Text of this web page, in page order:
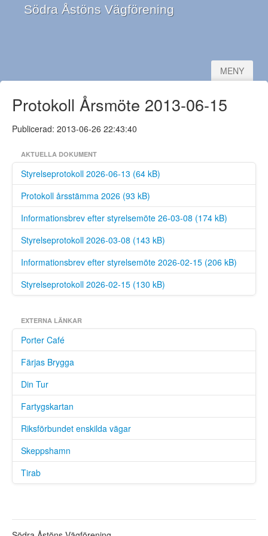
Södra Åstöns Vägförening
MENY
Startsida
Arbets/trivselgrupp
Väg/trafikinformation
Dokument
Protokoll Årsmöte 2013-06-15
Publicerad: 2013-06-26 22:43:40
AKTUELLA DOKUMENT
Styrelseprotokoll 2026-06-13 (64 kB)
Protokoll årsstämma 2026 (93 kB)
Informationsbrev efter styrelsemöte 26-03-08 (174 kB)
Styrelseprotokoll 2026-03-08 (143 kB)
Informationsbrev efter styrelsemöte 2026-02-15 (206 kB)
Styrelseprotokoll 2026-02-15 (130 kB)
EXTERNA LÄNKAR
Porter Café
Färjas Brygga
Din Tur
Fartygskartan
Riksförbundet enskilda vägar
Skeppshamn
Tirab